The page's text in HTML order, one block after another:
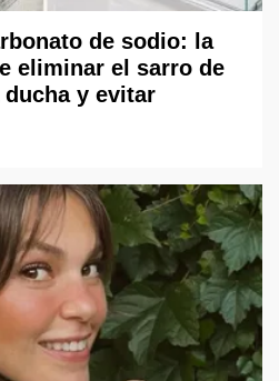
de sodio: la
eliminar el sarro de
y evitar